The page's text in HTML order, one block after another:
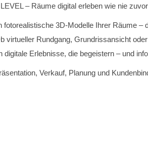
– Räume digital erleben wie nie zuvor
fotorealistische 3D-Modelle Ihrer Räume –
virtueller Rundgang, Grundrissansicht
digitale Erlebnisse, die begeistern – und
Verkauf, Planung und